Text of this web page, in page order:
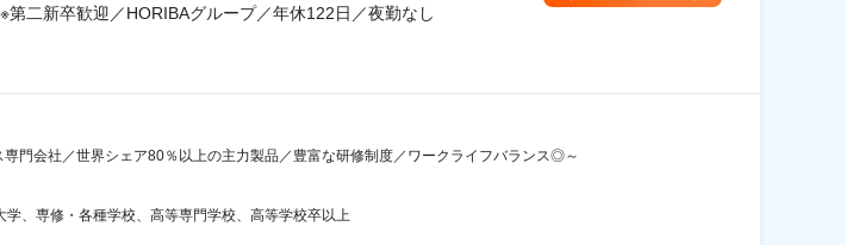
第二新卒歓迎／HORIBAグループ／年休122日／夜勤なし
専門会社／世界シェア80％以上の主力製品／豊富な研修制度／ワークライフバランス◎～
学、専修・各種学校、高等専門学校、高等学校卒以上